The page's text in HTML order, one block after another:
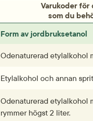
Varukoder för
som du
Form av jordbruksetanol
Odenaturerad etylalkohol
Etylalkohol och annan
Odenaturerad etylalkohol
rymmer högst 2 liter.